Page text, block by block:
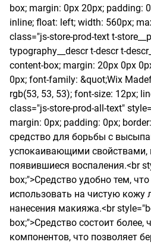
box; margin: 0px 20px; padding:
inline; float: left; width: 560px;
class="js-store-prod-text t-
typography__descr t-descr t-
content-box; margin: 20px 0px
0px; font-family: &quot;Wix
rgb(53, 53, 53); font-size: 12px;
class="js-store-prod-all-text"
margin: 0px; padding: 0px;
средство для борьбы с
успокаивающими свойствами,
появившиеся воспаления.<br
box;">Средство удобно тем,
использовать на чистую кожу
нанесения макияжа.<br
box;">Средство состоит
компонентов, что позволяет